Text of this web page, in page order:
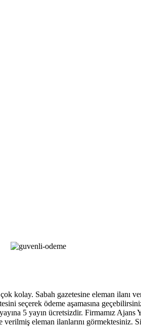
kolay. Sabah gazetesine eleman ilanı
seçerek ödeme aşamasına
5 yayın ücretsizdir. Firmamız
eleman ilanlarını görmektesiniz.